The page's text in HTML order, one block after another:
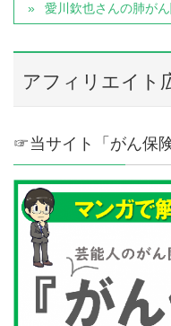
愛川欽也さんの肺が
アフィリエイト
☞当サイト「がん保